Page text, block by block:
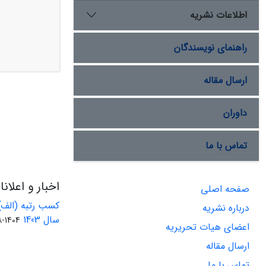
اطلاعات نشریه
راهنمای نویسندگان
ارسال مقاله
داوران
تماس با ما
صفحه اصلی
درباره نشریه
اعضای هیات تحریریه
ارسال مقاله
اخبار و
کسب رتبه
سال 1403
1404-08-01